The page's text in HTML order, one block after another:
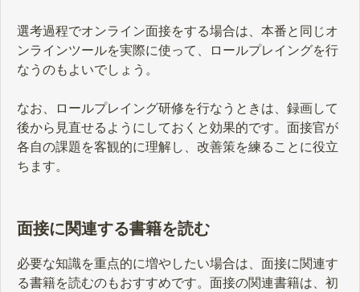
選考過程でオンライン面接をする場合は、本番と同じオ
ンラインツールを実際に使って、ロールプレイングを行
なうのもよいでしょう。
なお、ロールプレイング研修を行なうときは、録画して
後から見直せるようにしておくと効果的です。面接官が
各自の課題を客観的に理解し、改善策を練ることに役立
ちます。
面接に関連する書籍を読む
必要な知識を重点的に増やしたい場合は、面接に関連す
る書籍を読むのもおすすめです。面接の関連書籍は、初